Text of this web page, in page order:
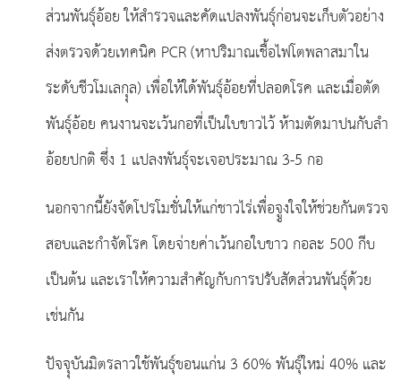
ส่วนพันธุ์อ้อย ให้สำรวจและคัดแปลงพันธุ์ก่อนจะเก็บตัวอย่าง
ส่งตรวจด้วยเทคนิค PCR (หาปริมาณเชื้อไฟโตพลาสมาใน
ระดับชีวโมเลกุุล) เพื่อให้ใด้พันธุ์อ้อยที่ปลอดโรค และเมื่อตัด
พันธุ์อ้อย คนงานจะเว้นกอที่เป็นใบขาวไว้ ห้ามตัดมาปนกับลำ
อ้อยปกติ ซึ่ง 1 แปลงพันธุ์จะเจอประมาณ 3-5 กอ
นอกจากนี้ยังจัดโปรโมชั่่นให้แก่ชาวไร่เพื่่อจููงใจให้ช่วยกันตรวจ
สอบและกำจัดโรค โดยจ่ายค่าเว้นกอใบขาว กอละ 500 กีบ
เป็นต้น และเราให้ความสำคัญกับการปรับสัดส่วนพันธุ์ด้วย
เช่นกัน
ปัจจุุบันมิตรลาวใช้พันธุ์ขอนแก่น 3 60% พันธุ์ใหม่ 40% และ